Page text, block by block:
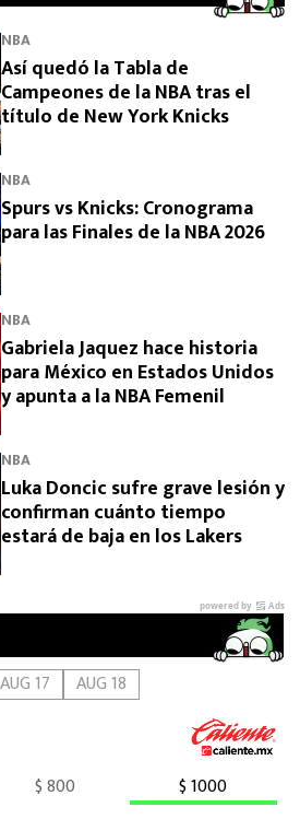
NBA
Así quedó la Tabla de
Campeones de la NBA tras el
título de New York Knicks
NBA
Spurs vs Knicks: Cronograma
para las Finales de la NBA 2026
NBA
Gabriela Jaquez hace historia
para México en Estados Unidos
y apunta a la NBA Femenil
NBA
Luka Doncic sufre grave lesión y
confirman cuánto tiempo
estará de baja en los Lakers